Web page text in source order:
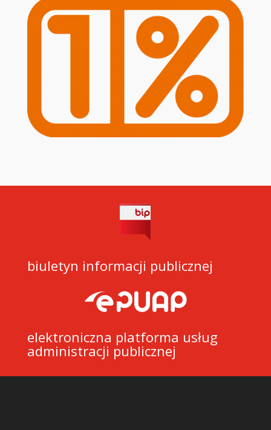
biuletyn informacji publicznej
elektroniczna platforma usług
administracji publicznej